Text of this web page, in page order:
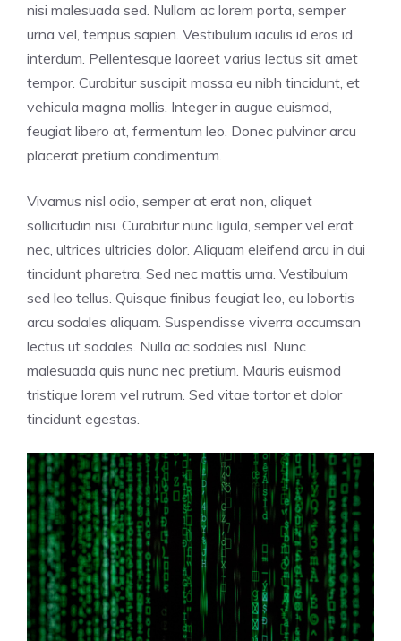
nisi malesuada sed. Nullam ac lorem porta, semper
urna vel, tempus sapien. Vestibulum iaculis id eros id
interdum. Pellentesque laoreet varius lectus sit amet
tempor. Curabitur suscipit massa eu nibh tincidunt, et
vehicula magna mollis. Integer in augue euismod,
feugiat libero at, fermentum leo. Donec pulvinar arcu
placerat pretium condimentum.
Vivamus nisl odio, semper at erat non, aliquet
sollicitudin nisi. Curabitur nunc ligula, semper vel erat
nec, ultrices ultricies dolor. Aliquam eleifend arcu in dui
tincidunt pharetra. Sed nec mattis urna. Vestibulum
sed leo tellus. Quisque finibus feugiat leo, eu lobortis
arcu sodales aliquam. Suspendisse viverra accumsan
lectus ut sodales. Nulla ac sodales nisl. Nunc
malesuada quis nunc nec pretium. Mauris euismod
tristique lorem vel rutrum. Sed vitae tortor et dolor
tincidunt egestas.